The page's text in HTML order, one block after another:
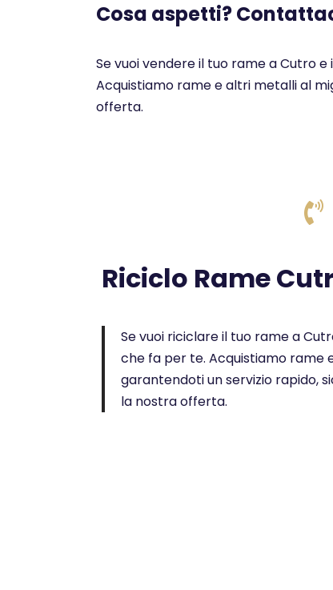
Cosa aspetti?
Se vuoi vendere il tuo rame a Cutro
Acquistiamo rame e altri metalli al
offerta.
Riciclo Rame
Se vuoi riciclare il tuo rame a
che fa per te. Acquistiamo rame
garantendoti un servizio rapido,
la nostra offerta.